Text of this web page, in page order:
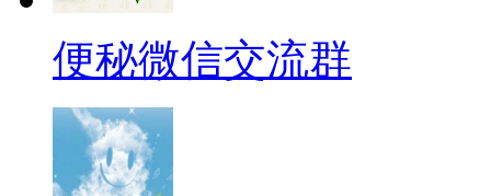
便秘微信交流群